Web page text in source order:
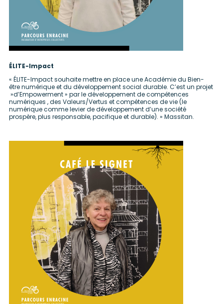
ÉLITE-Impact
« ÉLITE-Impact souhaite mettre en place une Académie du Bien-
être numérique et du développement social durable. C’est un projet
»d’Empowerment » par le développement de compétences
numériques , des Valeurs/Vertus et compétences de vie (le
numérique comme levier de développement d’une société
prospère, plus responsable, pacifique et durable). » Massitan.